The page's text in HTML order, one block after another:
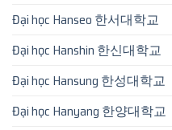
Đại học Hanseo 한서대학교
Đại học Hanshin 한신대학교
Đại học Hansung 한성대학교
Đại học Hanyang 한양대학교